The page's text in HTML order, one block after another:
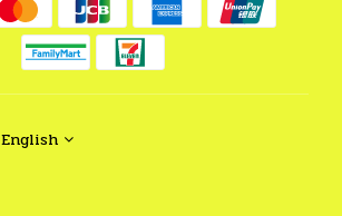
English